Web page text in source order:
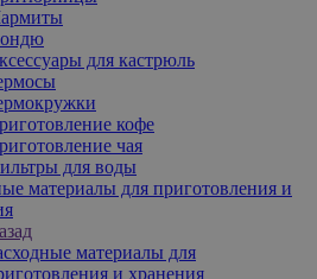
для кастрюль
кофе
чая
для воды
материалы для приготовления и
материалы для
и хранения